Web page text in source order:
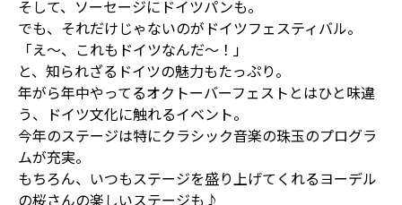
そして、ソーセージにドイツパンも。
でも、それだけじゃないのがドイツフェスティバル。
「え〜、これもドイツなんだ〜！」
と、知られざるドイツの魅力もたっぷり。
年がら年中やってるオクトーバーフェストとはひと味違
う、ドイツ文化に触れるイベント。
今年のステージは特にクラシック音楽の珠玉のプログラ
ムが充実。
もちろん、いつもステージを盛り上げてくれるヨーデル
の桜さんの楽しいステージも♪